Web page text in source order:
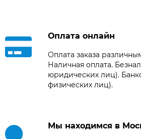
Оплата онлайн
Оплата заказа
Наличная оплата.
юридических лиц).
физических лиц).
Мы находимся в